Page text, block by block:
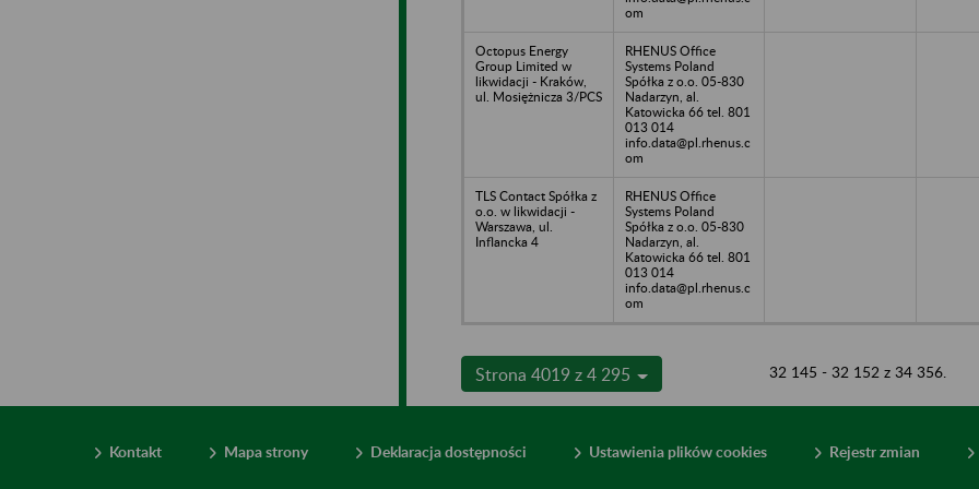
om
Octopus Energy
Group Limited w
likwidacji - Kraków,
ul. Mosiężnicza 3/PCS
RHENUS Office
Systems Poland
Spółka z o.o. 05-830
Nadarzyn, al.
Katowicka 66 tel. 801
013 014
info.data@pl.rhenus.c
om
TLS Contact Spółka z
o.o. w likwidacji -
Warszawa, ul.
Inflancka 4
RHENUS Office
Systems Poland
Spółka z o.o. 05-830
Nadarzyn, al.
Katowicka 66 tel. 801
013 014
info.data@pl.rhenus.c
om
Strona 4019 z 4 295 32 145 - 32 152 z 34 356.
Kontakt Mapa strony Deklaracja dostępności Ustawienia plików cookies Rejestr zmian